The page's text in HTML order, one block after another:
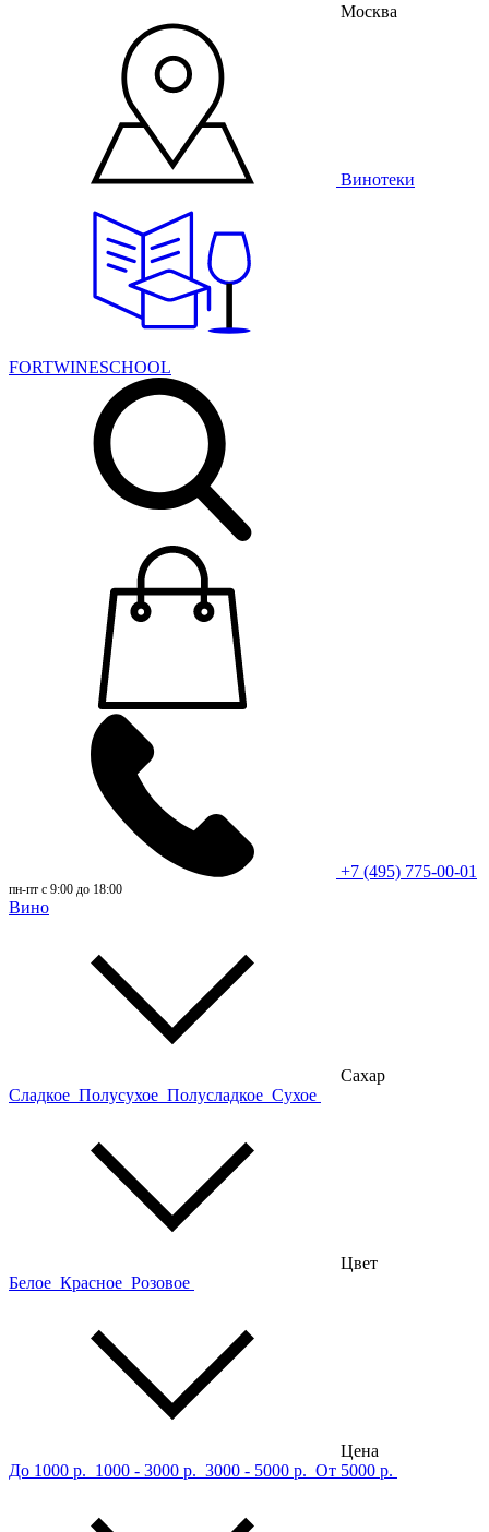
Москва
Винотеки
FORTWINESCHOOL
+7 (495) 775-00-01
пн-пт с 9:00 до 18:00
Вино
Сахар
Сладкое Полусухое Полусладкое Сухое
Цвет
Белое Красное Розовое
Цена
До 1000 р. 1000 - 3000 р. 3000 - 5000 р. От 5000 р.